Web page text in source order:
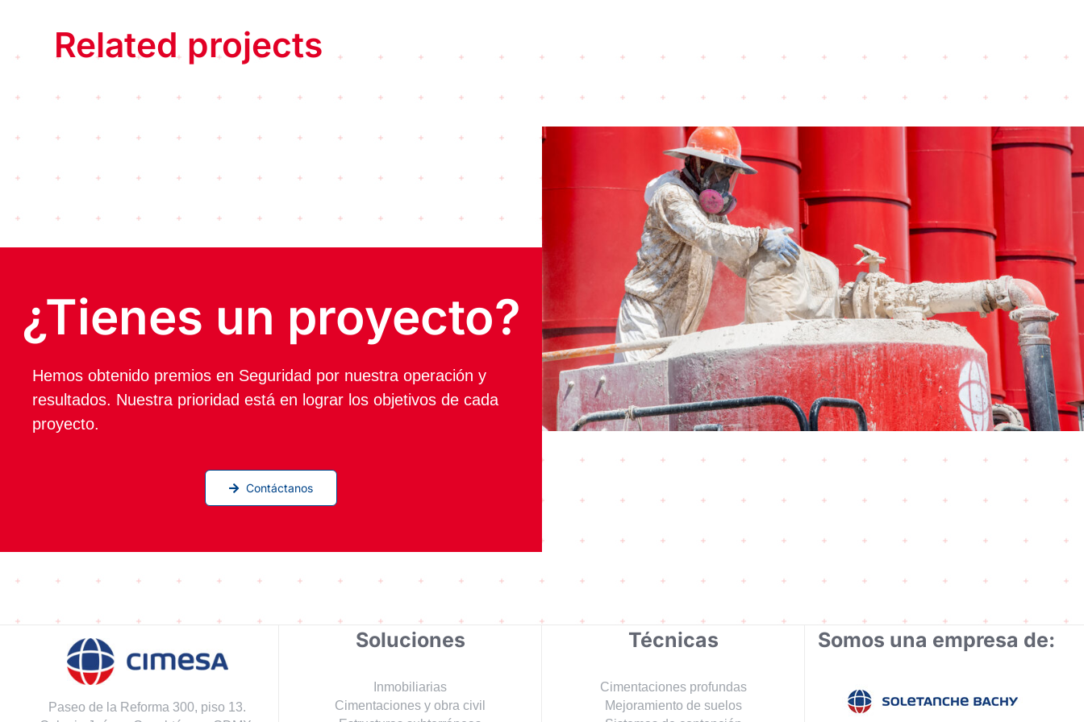
Related projects
¿Tienes un proyecto?
Hemos obtenido premios en Seguridad por nuestra operación y
resultados. Nuestra prioridad está en lograr los objetivos de cada
proyecto.
Contáctanos
Paseo de la Reforma 300, piso 13.
Soluciones
Inmobiliarias
Cimentaciones y obra civil
Técnicas
Cimentaciones profundas
Mejoramiento de suelos
Somos una empresa de: